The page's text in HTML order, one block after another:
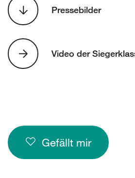
Pressebilder
Video der
Gefällt mir